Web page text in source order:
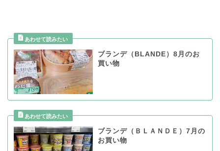
ブランデ（BLANDE）8月のお
買い物
ブランデ（ＢＬＡＮＤＥ）7月の
お買い物